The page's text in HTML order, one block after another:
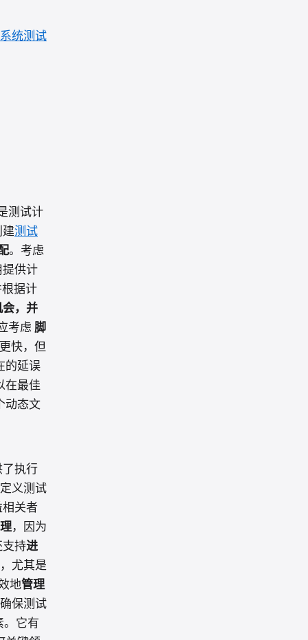
统测试
测试计
测试
。考虑
供计
据计
会，并
考虑脚
快，但
的延误
在最佳
动态文
执行
义测试
关者
，因为
持进
尤其是
地管理
保测试
它有